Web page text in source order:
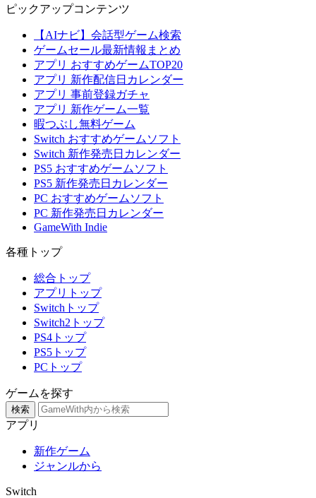
ピックアップコンテンツ
【AIナビ】会話型ゲーム検索
ゲームセール最新情報まとめ
アプリ おすすめゲームTOP20
アプリ 新作配信日カレンダー
アプリ 事前登録ガチャ
アプリ 新作ゲーム一覧
暇つぶし無料ゲーム
Switch おすすめゲームソフト
Switch 新作発売日カレンダー
PS5 おすすめゲームソフト
PS5 新作発売日カレンダー
PC おすすめゲームソフト
PC 新作発売日カレンダー
GameWith Indie
各種トップ
総合トップ
アプリトップ
Switchトップ
Switch2トップ
PS4トップ
PS5トップ
PCトップ
ゲームを探す
検索
アプリ
新作ゲーム
ジャンルから
Switch